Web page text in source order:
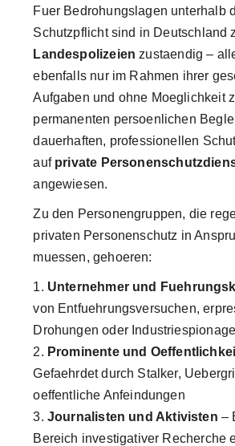
Fuer Bedrohungslagen unterhalb
Schutzpflicht sind in Deutschland
Landespolizeien zustaendig –
ebenfalls nur im Rahmen ihrer
Aufgaben und ohne Moeglichkeit
permanenten persoenlichen
dauerhaften, professionellen
auf private
angewiesen.
Zu den Personengruppen, die
privaten Personenschutz in
muessen, gehoeren:
Unternehmer und
von Entfuehrungsversuchen,
Drohungen oder Industriespionage
Prominente und
Gefaehrdet durch Stalker,
oeffentliche Anfeindungen
Journalisten und Aktivisten –
Bereich investigativer Recherche